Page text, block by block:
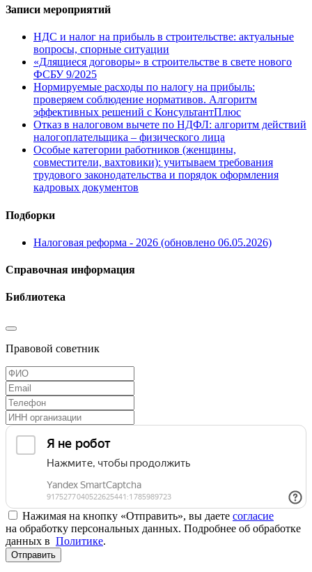
Записи мероприятий
НДС и налог на прибыль в строительстве: актуальные
вопросы, спорные ситуации
«Длящиеся договоры» в строительстве в свете нового
ФСБУ 9/2025
Нормируемые расходы по налогу на прибыль:
проверяем соблюдение нормативов. Алгоритм
эффективных решений с КонсультантПлюс
Отказ в налоговом вычете по НДФЛ: алгоритм действий
налогоплательщика – физического лица
Особые категории работников (женщины,
совместители, вахтовики): учитываем требования
трудового законодательства и порядок оформления
кадровых документов
Подборки
Налоговая реформа - 2026 (обновлено 06.05.2026)
Справочная информация
Библиотека
Правовой советник
Нажимая на кнопку «Отправить», вы даете согласие
на обработку персональных данных. Подробнее об обработке
данных в Политике.
Отправить